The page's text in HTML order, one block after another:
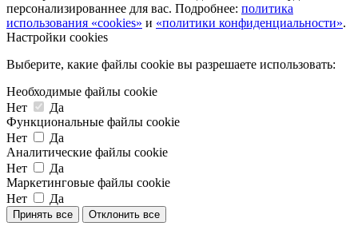
персонализированнее для вас. Подробнее: политика
использования «cookies» и «политики конфиденциальности».
Настройки cookies
Выберите, какие файлы cookie вы разрешаете использовать:
Необходимые файлы cookie
Нет
Да
Функциональные файлы cookie
Нет
Да
Аналитические файлы cookie
Нет
Да
Маркетинговые файлы cookie
Нет
Да
Принять все Отклонить все